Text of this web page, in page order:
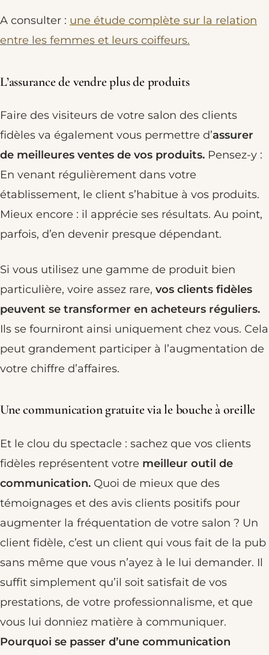
A consulter : une étude complète sur la relation
entre les femmes et leurs coiffeurs.
L’assurance de vendre plus de produits
Faire des visiteurs de votre salon des clients
fidèles va également vous permettre d’assurer
de meilleures ventes de vos produits. Pensez-y :
En venant régulièrement dans votre
établissement, le client s’habitue à vos produits.
Mieux encore : il apprécie ses résultats. Au point,
parfois, d’en devenir presque dépendant.
Si vous utilisez une gamme de produit bien
particulière, voire assez rare, vos clients fidèles
peuvent se transformer en acheteurs réguliers.
Ils se fourniront ainsi uniquement chez vous. Cela
peut grandement participer à l’augmentation de
votre chiffre d’affaires.
Une communication gratuite via le bouche à oreille
Et le clou du spectacle : sachez que vos clients
fidèles représentent votre meilleur outil de
communication. Quoi de mieux que des
témoignages et des avis clients positifs pour
augmenter la fréquentation de votre salon ? Un
client fidèle, c’est un client qui vous fait de la pub
sans même que vous n’ayez à le lui demander. Il
suffit simplement qu’il soit satisfait de vos
prestations, de votre professionnalisme, et que
vous lui donniez matière à communiquer.
Pourquoi se passer d’une communication